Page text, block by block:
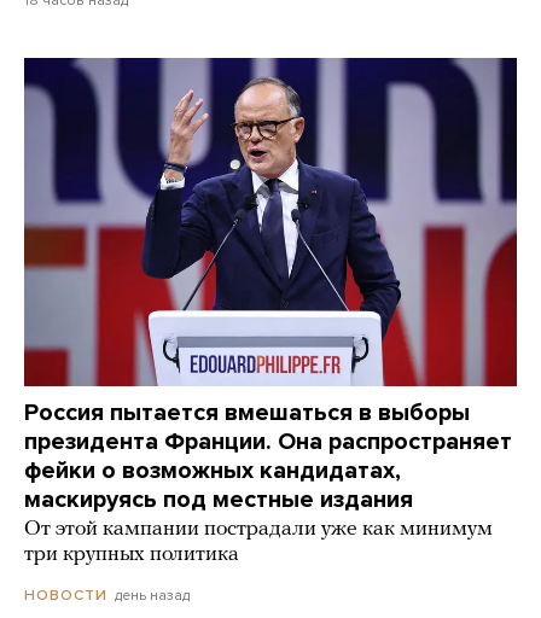
Россия пытается вмешаться в выборы
президента Франции. Она распространяет
фейки о возможных кандидатах,
маскируясь под местные издания
От этой кампании пострадали уже как минимум
три крупных политика
НОВОСТИ день назад